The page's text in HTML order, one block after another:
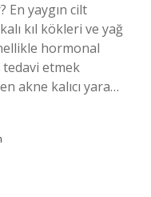
En yaygın cilt
kıl kökleri ve yağ
hormonal
etmek
akne kalıcı yara…